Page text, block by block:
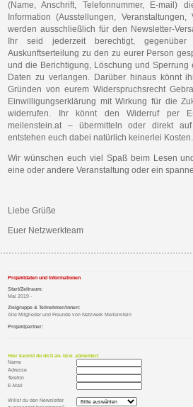
(Name, Anschrift, Telefonnummer, E-mail)
Information (Ausstellungen, Veranstaltungen,
werden ausschließlich für den Newsletter-
Ihr seid jederzeit berechtigt, gegenüber
Auskunftserteilung zu den zu eurer Person
und die Berichtigung, Löschung und Sperrung
Daten zu verlangen. Darüber hinaus könnt
Gründen von eurem Widerspruchsrecht
Einwilligungserklärung mit Wirkung für die
widerrufen. Ihr könnt den Widerruf per
meilenstein.at – übermitteln oder direkt
entstehen euch dabei natürlich keinerlei Kosten.
Wir wünschen euch viel Spaß beim Lesen
eine oder andere Veranstaltung oder ein
Liebe Grüße
Euer Netzwerkteam
Projektdaten und Informationen
Start/Zeitraum:
Mai 2019 -
Zielgruppe & Teilnehmer/innen:
Alle Mitglieder und Freunde von Netzwerk Meilenstein
Projektpartner:
Hier kannst du dich an- bzw. abmelden:
Name
Adresse
Telefon
E-Mail
Willst du den Newsletter